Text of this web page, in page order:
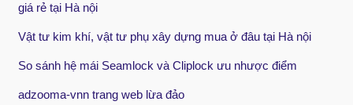
giá rẻ tại Hà nội
Vật tư kim khí, vật tư phụ xây dựng mua ở đâu tại Hà nội
So sánh hệ mái Seamlock và Cliplock ưu nhược điểm
adzooma-vnn trang web lừa đảo